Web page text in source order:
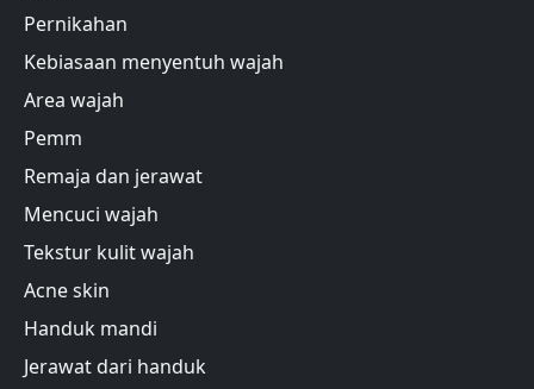
Pernikahan
Kebiasaan menyentuh wajah
Area wajah
Pemm
Remaja dan jerawat
Mencuci wajah
Tekstur kulit wajah
Acne skin
Handuk mandi
Jerawat dari handuk